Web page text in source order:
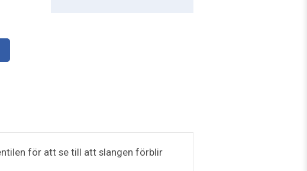
för att se till att slangen förblir